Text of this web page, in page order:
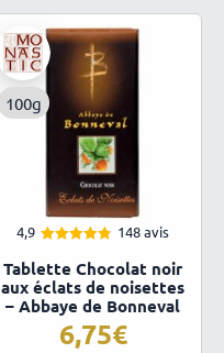
100g
4,9
sur 5
148 avis
Tablette Chocolat noir
aux éclats de noisettes
– Abbaye de Bonneval
6,75